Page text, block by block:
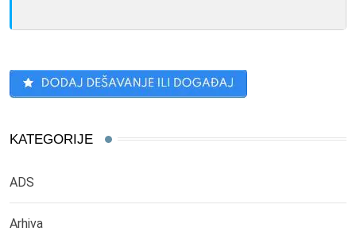
KATEGORIJE
ADS
Arhiva